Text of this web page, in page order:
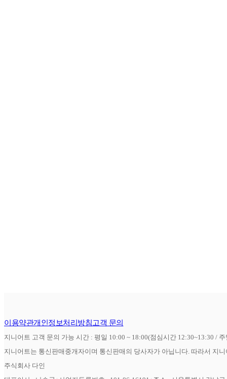
이용약관개인정보처리방침고객 문의
지니어트 고객 문의 가능 시간 : 평일 10:00 ~ 18:00(점심시간 12:30~13:30 /
지니어트는 통신판매중개자이며 통신판매의 당사자가 아닙니다. 따라서 지
주식회사 다인